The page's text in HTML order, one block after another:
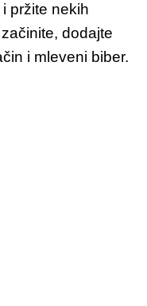
pržite nekih
dodajte
i mleveni biber.